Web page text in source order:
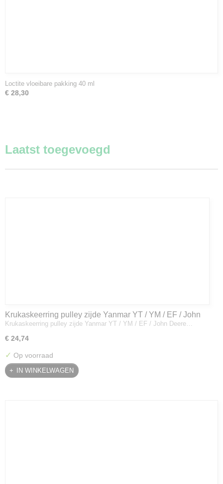
Loctite vloeibare pakking 40 ml
€ 28,30
Laatst toegevoegd
Krukaskeerring pulley zijde Yanmar YT / YM / EF / John
Deere - 119934-01800
Krukaskeerring pulley zijde Yanmar YT / YM / EF / John Deere…
€ 24,74
✓ Op voorraad
IN WINKELWAGEN